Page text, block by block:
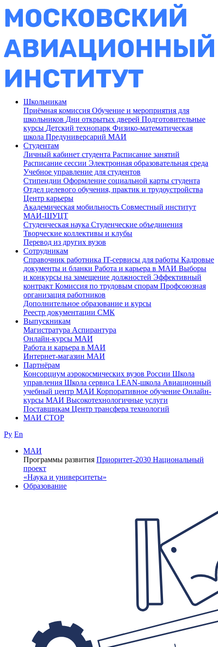
Школьникам
Приёмная комиссия Обучение и мероприятия для
школьников Дни открытых дверей Подготовительные
курсы Детский технопарк Физико-математическая
школа Предуниверсарий МАИ
Студентам
Личный кабинет студента Расписание занятий
Расписание сессии Электронная образовательная среда
Учебное управление для студентов
Стипендии Оформление социальной карты студента
Отдел целевого обучения, практик и трудоустройства
Центр карьеры
Академическая мобильность Совместный институт
МАИ-ШУЦТ
Студенческая наука Студенческие объединения
Творческие коллективы и клубы
Перевод из других вузов
Сотрудникам
Cправочник работника IT-сервисы для работы Кадровые
документы и бланки Работа и карьера в МАИ Выборы
и конкурсы на замещение должностей Эффективный
контракт Комиссия по трудовым спорам Профсоюзная
организация работников
Дополнительное образование и курсы
Реестр документации СМК
Выпускникам
Магистратура Аспирантура
Онлайн-курсы МАИ
Работа и карьера в МАИ
Интернет-магазин МАИ
Партнёрам
Консорциум аэрокосмических вузов России Школа
управления Школа сервиса LEAN-школа Авиационный
учебный центр МАИ Корпоративное обучение Онлайн-
курсы МАИ Высокотехнологичные услуги
Поставщикам Центр трансфера технологий
МАИ СТОР
Ру En
МАИ
Программы развития Приоритет-2030 Национальный
проект
«Наука и университеты»
Образование